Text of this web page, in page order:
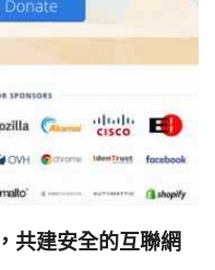
建安全的互聯網